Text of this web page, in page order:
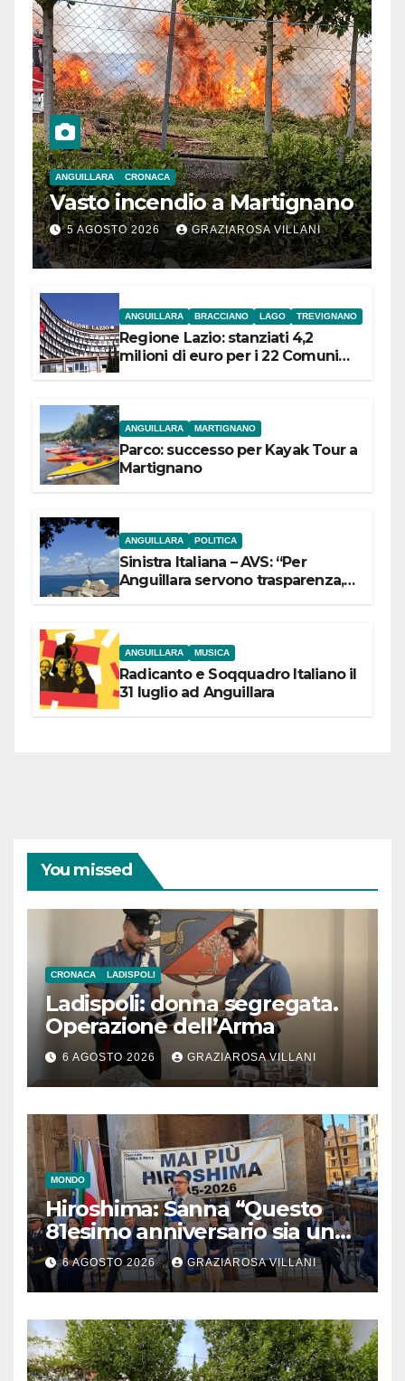
ANGUILLARA CRONACA
Vasto incendio a Martignano
5 AGOSTO 2026 GRAZIAROSA VILLANI
ANGUILLARA BRACCIANO LAGO TREVIGNANO
Regione Lazio: stanziati 4,2
milioni di euro per i 22 Comuni
ANGUILLARA MARTIGNANO
Parco: successo per Kayak Tour a
Martignano
ANGUILLARA POLITICA
Sinistra Italiana – AVS: “Per
Anguillara servono trasparenza,
ANGUILLARA MUSICA
Radicanto e Soqquadro Italiano il
31 luglio ad Anguillara
You missed
CRONACA LADISPOLI
Ladispoli: donna segregata.
Operazione dell’Arma
6 AGOSTO 2026 GRAZIAROSA VILLANI
MONDO
Hiroshima: Sanna “Questo
81esimo anniversario sia un
monito per tutti”
6 AGOSTO 2026 GRAZIAROSA VILLANI